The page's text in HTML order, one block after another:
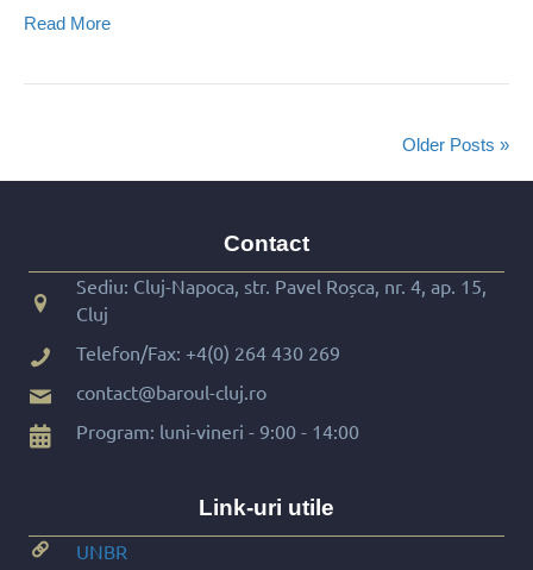
Read More
Older Posts »
Contact
Sediu: Cluj-Napoca, str. Pavel Roșca, nr. 4, ap. 15,
Cluj
Telefon/Fax: +4(0) 264 430 269
contact@baroul-cluj.ro
Program: luni-vineri - 9:00 - 14:00
Link-uri utile
UNBR